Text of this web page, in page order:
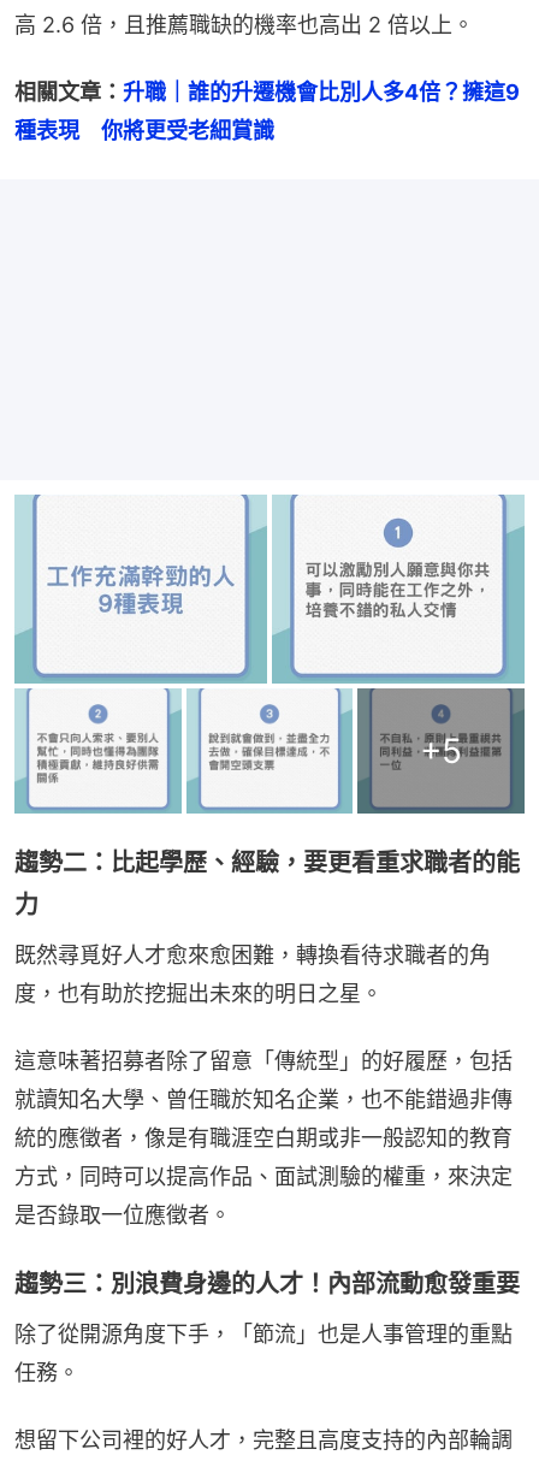
高 2.6 倍，且推薦職缺的機率也高出 2 倍以上。
相關文章： 升職｜誰的升遷機會比別人多4倍？擁這9
種表現　你將更受老細賞識
+5
趨勢二：比起學歷、經驗，要更看重求職者的能
力
既然尋覓好人才愈來愈困難，轉換看待求職者的角
度，也有助於挖掘出未來的明日之星。
這意味著招募者除了留意「傳統型」的好履歷，包括
就讀知名大學、曾任職於知名企業，也不能錯過非傳
統的應徵者，像是有職涯空白期或非一般認知的教育
方式，同時可以提高作品、面試測驗的權重，來決定
是否錄取一位應徵者。
趨勢三：別浪費身邊的人才！內部流動愈發重要
除了從開源角度下手，「節流」也是人事管理的重點
任務。
想留下公司裡的好人才，完整且高度支持的內部輪調